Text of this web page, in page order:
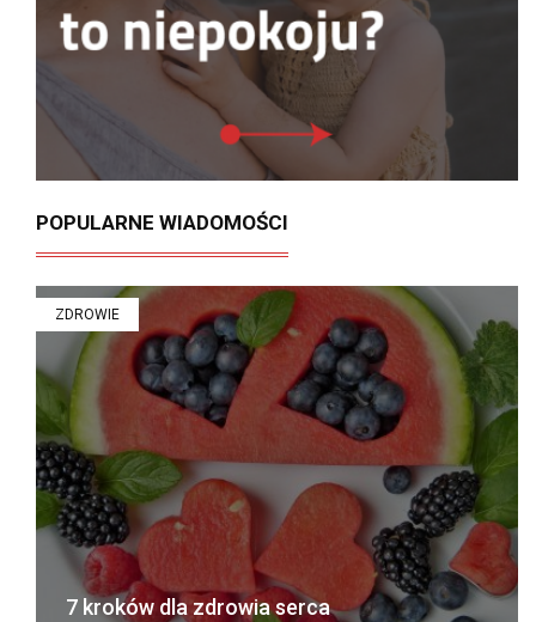
POPULARNE WIADOMOŚCI
ZDROWIE
7 kroków dla zdrowia serca